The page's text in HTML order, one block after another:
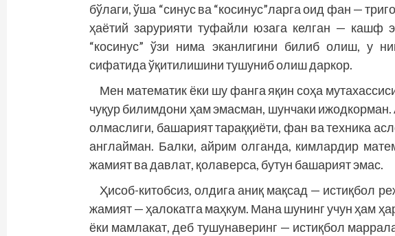
бўлаги, ўша “синус ва “косинус”ларга оид фан —
ҳаётий зарурияти туфайли юзага келган — кашф
“косинус” ўзи нима эканлигини билиб олиш, у
сифатида ўқитилишини тушуниб олиш даркор.
Мен математик ёки шу фанга яқин соҳа
чуқур билимдони ҳам эмасман, шунчаки
олмаслиги, башарият тараққиёти, фан ва техника
англайман. Балки, айрим олганда, кимлардир
жамият ва давлат, қолаверса, бутун башарият эмас.
Ҳисоб-китобсиз, олдига аниқ мақсад — истиқбол
жамият — ҳалокатга маҳкум. Мана шунинг учун ҳам
ёки мамлакат, деб тушунаверинг — истиқбол